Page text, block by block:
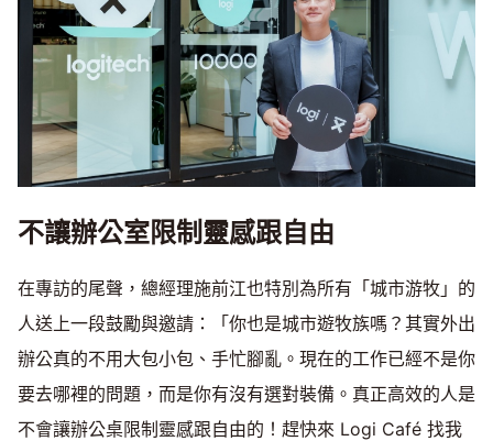
不讓辦公室限制靈感跟自由
在專訪的尾聲，總經理施前江也特別為所有「城市游牧」的
人送上一段鼓勵與邀請：「你也是城市遊牧族嗎？其實外出
辦公真的不用大包小包、手忙腳亂。現在的工作已經不是你
要去哪裡的問題，而是你有沒有選對裝備。真正高效的人是
不會讓辦公桌限制靈感跟自由的！趕快來 Logi Café 找我